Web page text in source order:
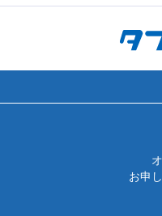
お申